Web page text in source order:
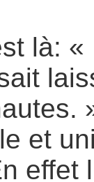
là:
et
effet